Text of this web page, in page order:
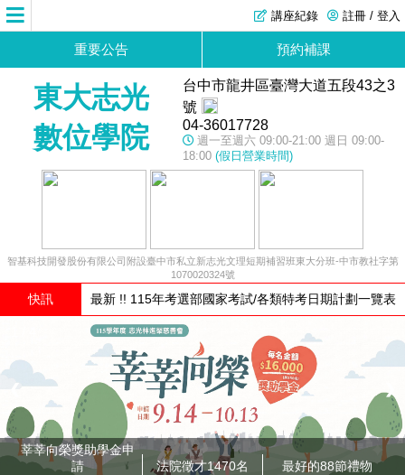
註冊 / 登入
講座紀錄
重要公告 預約補課
東大志光
數位學院
台中市龍井區臺灣大道五段43之3
號
04-36017728
週一至週六 09:00-21:00 週日 09:00-
18:00 (假日營業時間)
智基科技開發股份有限公司附設臺中市私立新志光文理短期補習班東大分班-中市教社字第
1070020324號
快訊 最新 !! 115年考選部國家考試/各類特考日期計劃一覽表
❮ ❯
莘莘向榮獎助學金申
請
法院徵才1470名 最好的88節禮物